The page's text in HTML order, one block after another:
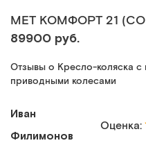
MET КОМФОРТ 21
89900 руб.
Отзывы о Кресло-коляска с
приводными колесами
Иван
Филимонов
Оценка: